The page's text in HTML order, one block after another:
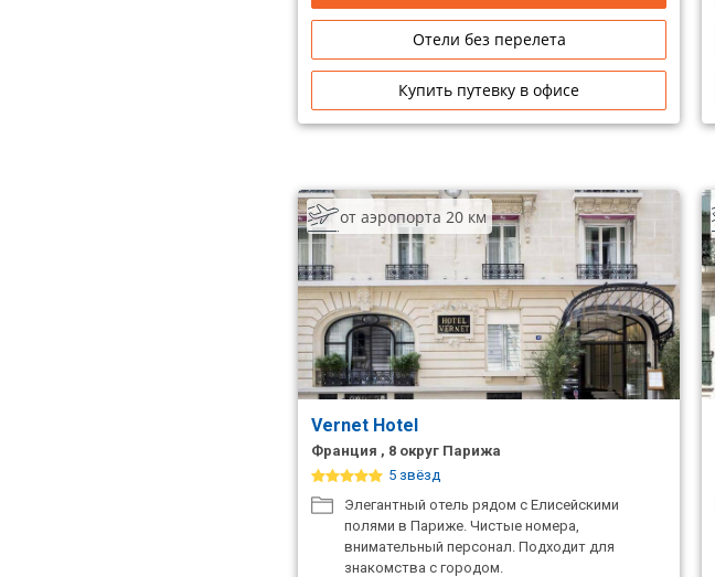
Отели без перелета
Купить путевку в офисе
от аэропорта 20 км
Vernet Hotel
Франция , 8 округ Парижа
5 звёзд
Элегантный отель рядом с Елисейскими
полями в Париже. Чистые номера,
внимательный персонал. Подходит для
знакомства с городом.